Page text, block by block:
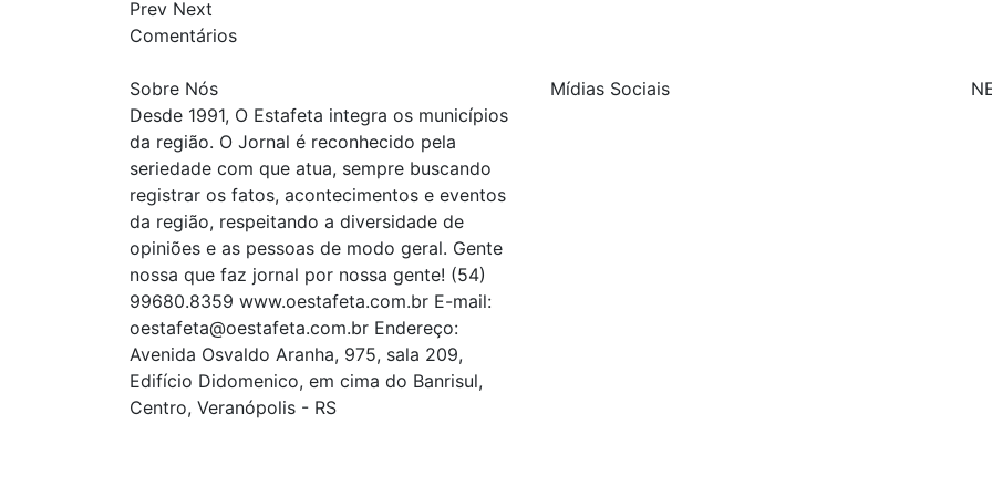
Prev Next
Comentários
Sobre Nós
Desde 1991, O Estafeta integra os municípios
da região. O Jornal é reconhecido pela
seriedade com que atua, sempre buscando
registrar os fatos, acontecimentos e eventos
da região, respeitando a diversidade de
opiniões e as pessoas de modo geral. Gente
nossa que faz jornal por nossa gente! (54)
99680.8359 www.oestafeta.com.br E-mail:
oestafeta@oestafeta.com.br Endereço:
Avenida Osvaldo Aranha, 975, sala 209,
Edifício Didomenico, em cima do Banrisul,
Centro, Veranópolis - RS
Mídias Sociais